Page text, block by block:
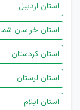
استان اردبیل
استان خراسان
استان کردستان
استان لرستان
استان ایلام